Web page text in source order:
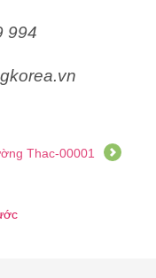
994
Thac-00001